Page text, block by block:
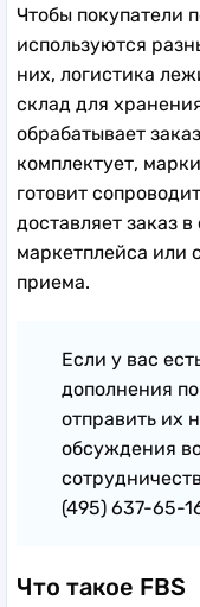
Чтобы покупатели
используются
них, логистика
склад для
обрабатывает
комплектует,
готовит
доставляет заказ
маркетплейса или
приема.
Если у вас
дополнения
отправить их
обсуждения
(495) 637-65-
Что такое FBS